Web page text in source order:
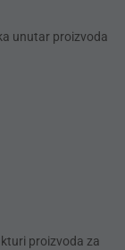
unutar proizvoda
proizvoda za